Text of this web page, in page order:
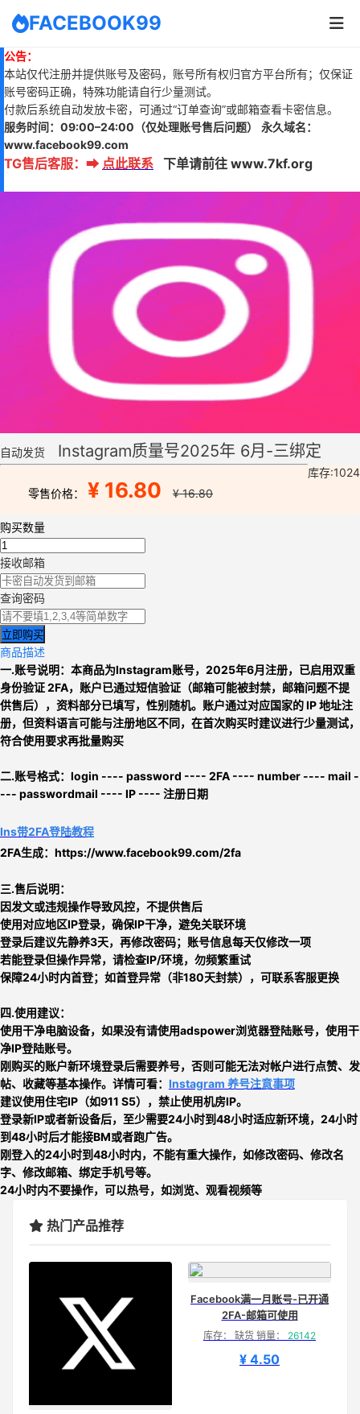
FACEBOOK99
公告：
本站仅代注册并提供账号及密码，账号所有权归官方平台所有；仅保证
账号密码正确，特殊功能请自行少量测试。
付款后系统自动发放卡密，可通过“订单查询”或邮箱查看卡密信息。
服务时间： 09:00–24:00 （仅处理账号售后问题）
永久域名：
www.facebook99.com
TG售后客服： ➡ 点此联系 下单请前往 www.7kf.org
自动发货 Instagram质量号2025年 6月-三绑定
库存:1024
零售价格：
¥ 16.80 ¥ 16.80
购买数量
接收邮箱
查询密码
立即购买
商品描述
一.账号说明：本商品为Instagram账号， 2025年6月注册，已启用双重
身份验证 2FA，账户已通过短信验证（邮箱可能被封禁，邮箱问题不提
供售后），资料部分已填写，性别随机。 账户通过对应国家的 IP 地址注
册，但资料语言可能与注册地区不同，在首次购买时建议进行少量测试，
符合使用要求再批量购买
二.账号格式： login ---- password ---- 2FA ---- number ---- mail -
--- passwordmail ---- IP ---- 注册日期
Ins带2FA登陆教程
2FA生成： https://www.facebook99.com/2fa
三.售后说明：
因发文或违规操作导致风控，不提供售后
使用对应地区IP登录，确保IP干净，避免关联环境
登录后建议先静养3天，再修改密码；账号信息每天仅修改一项
若能登录但操作异常，请检查IP/环境，勿频繁重试
保障24小时内首登；如首登异常（非180天封禁），可联系客服更换
四.使用建议：
使用干净电脑设备，如果没有请使用adspower浏览器登陆账号，使用干
净IP登陆账号。
刚购买的账户新环境登录后需要养号，否则可能无法对帐户进行点赞、发
帖、收藏等基本操作。详情可看： Instagram 养号注意事项
建议使用住宅IP（如911 S5），禁止使用机房IP。
登录新IP或者新设备后，至少需要24小时到48小时适应新环境，24小时
到48小时后才能接BM或者跑广告。
刚登入的24小时到48小时内，不能有重大操作，如修改密码、修改名
字、修改邮箱、绑定手机号等。
24小时内不要操作，可以热号，如浏览、观看视频等
热门产品推荐
Facebook满一月账号-已开通
2FA-邮箱可使用
库存： 缺货 销量： 26142
¥ 4.50